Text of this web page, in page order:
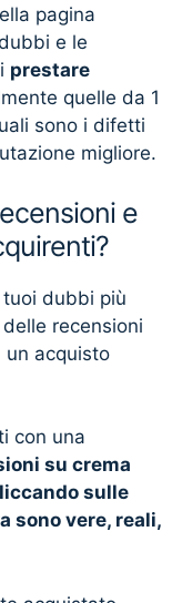
pagina
e le
prestare
quelle da 1
sono i difetti
migliore.
e
dubbi più
recensioni
un acquisto
con una
su crema
sulle
sono vere, reali,